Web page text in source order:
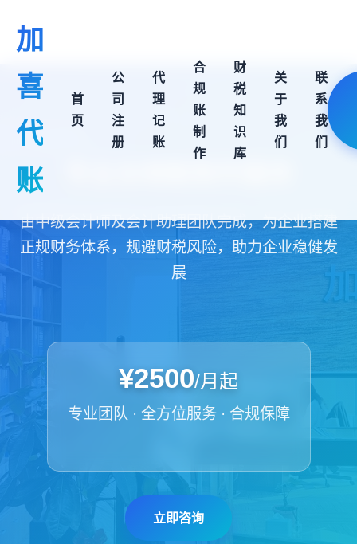
加
喜
代
账
首
页
公
司
注
册
代
理
记
账
合
规
账
制
作
财
税
知
识
库
关
于
我
们
联
系
我
们
由中级会计师及会计助理团队完成，为企业搭建
正规财务体系，规避财税风险，助力企业稳健发
展
¥2500/月起
专业团队 · 全方位服务 · 合规保障
立即咨询